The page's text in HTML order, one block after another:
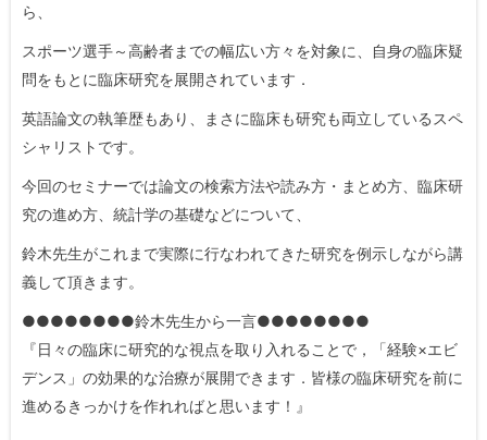
ら、
スポーツ選手～高齢者までの幅広い方々を対象に、自身の臨床疑
問をもとに臨床研究を展開されています．
英語論文の執筆歴もあり、まさに臨床も研究も両立しているスペ
シャリストです。
今回のセミナーでは論文の検索方法や読み方・まとめ方、臨床研
究の進め方、統計学の基礎などについて、
鈴木先生がこれまで実際に行なわれてきた研究を例示しながら講
義して頂きます。
●●●●●●●●鈴木先生から一言●●●●●●●●
『日々の臨床に研究的な視点を取り入れることで，「経験×エビ
デンス」の効果的な治療が展開できます．皆様の臨床研究を前に
進めるきっかけを作れればと思います！』